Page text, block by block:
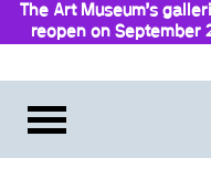
The Art Museum’s
reopen on September